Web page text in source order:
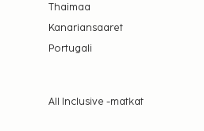
Thaimaa
Kanariansaaret
Portugali
All Inclusive -matkat